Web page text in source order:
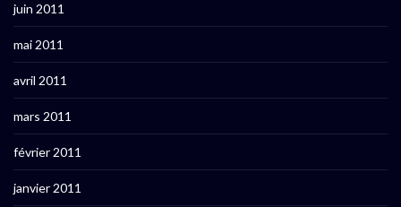
juin 2011
mai 2011
avril 2011
mars 2011
février 2011
janvier 2011